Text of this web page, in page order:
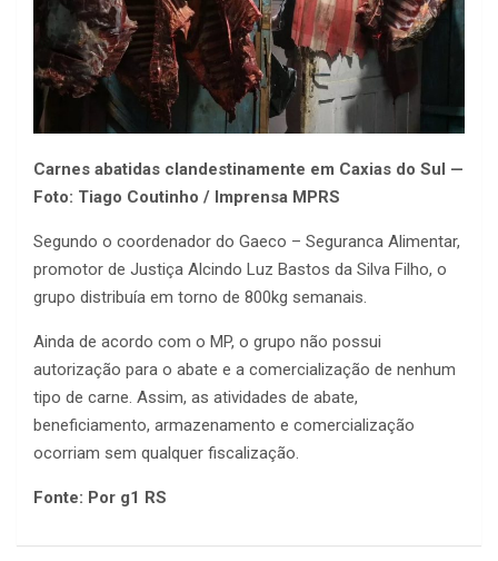
Carnes abatidas clandestinamente em Caxias do Sul —
Foto: Tiago Coutinho / Imprensa MPRS
Segundo o coordenador do Gaeco – Seguranca Alimentar,
promotor de Justiça Alcindo Luz Bastos da Silva Filho, o
grupo distribuía em torno de 800kg semanais.
Ainda de acordo com o MP, o grupo não possui
autorização para o abate e a comercialização de nenhum
tipo de carne. Assim, as atividades de abate,
beneficiamento, armazenamento e comercialização
ocorriam sem qualquer fiscalização.
Fonte: Por g1 RS